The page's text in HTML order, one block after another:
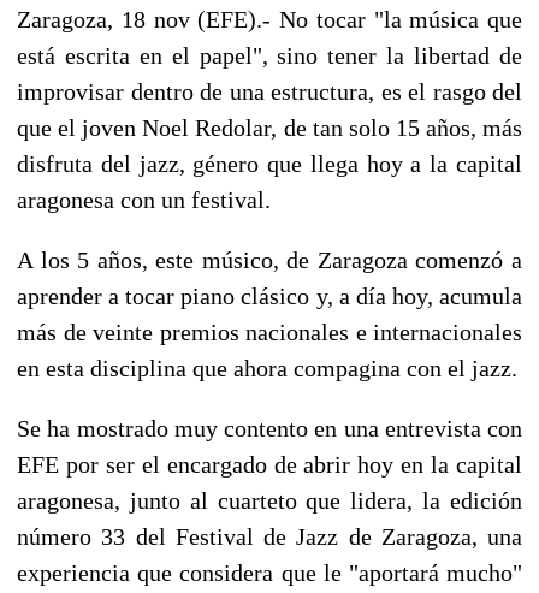
Zaragoza, 18 nov (EFE).- No tocar "la música que
está escrita en el papel", sino tener la libertad de
improvisar dentro de una estructura, es el rasgo del
que el joven Noel Redolar, de tan solo 15 años, más
disfruta del jazz, género que llega hoy a la capital
aragonesa con un festival.
A los 5 años, este músico, de Zaragoza comenzó a
aprender a tocar piano clásico y, a día hoy, acumula
más de veinte premios nacionales e internacionales
en esta disciplina que ahora compagina con el jazz.
Se ha mostrado muy contento en una entrevista con
EFE por ser el encargado de abrir hoy en la capital
aragonesa, junto al cuarteto que lidera, la edición
número 33 del Festival de Jazz de Zaragoza, una
experiencia que considera que le "aportará mucho"